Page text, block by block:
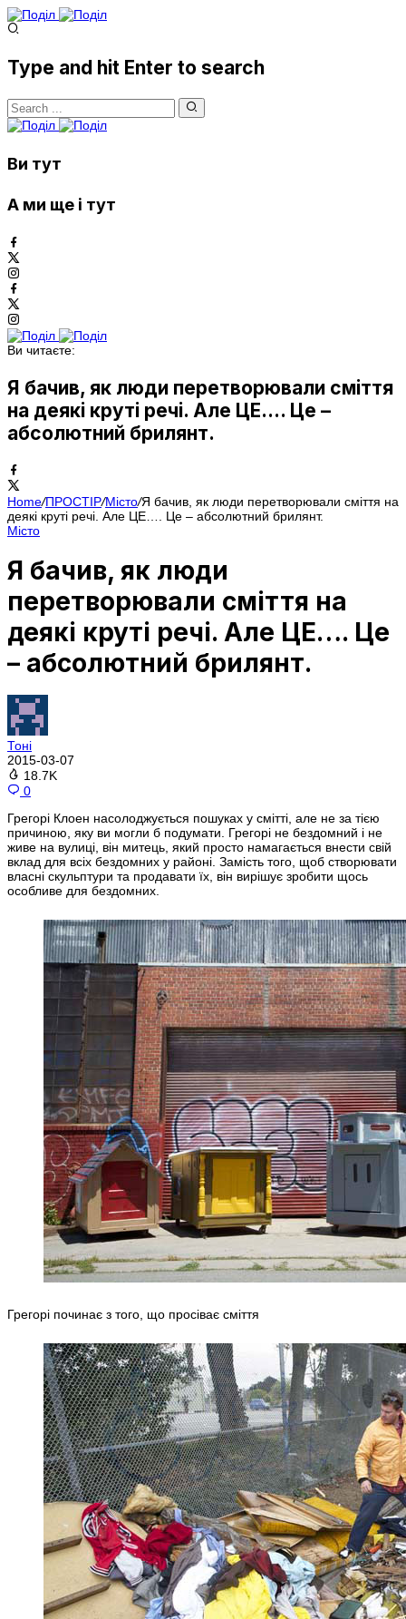
Type and hit Enter to search
Ви тут
А ми ще і тут
Ви читаєте:
Я бачив, як люди перетворювали сміття
на деякі круті речі. Але ЦЕ…. Це –
абсолютний брилянт.
Home/ПРОСТІР/Місто/Я бачив, як люди перетворювали сміття на
деякі круті речі. Але ЦЕ…. Це – абсолютний брилянт.
Місто
Я бачив, як люди
перетворювали сміття на
деякі круті речі. Але ЦЕ…. Це
– абсолютний брилянт.
Тоні
2015-03-07
18.7K
0
Грегорі Клоен насолоджується пошуках у смітті, але не за тією
причиною, яку ви могли б подумати. Грегорі не бездомний і не
живе на вулиці, він митець, який просто намагається внести свій
вклад для всіх бездомних у районі. Замість того, щоб створювати
власні скульптури та продавати їх, він вирішує зробити щось
особливе для бездомних.
Грегорі починає з того, що просіває сміття